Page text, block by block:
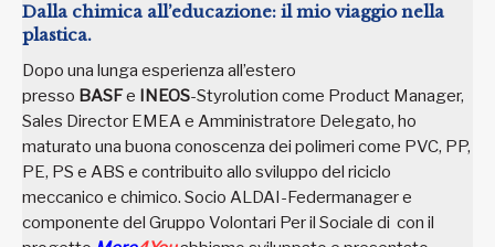
Dalla chimica all’educazione: il mio viaggio nella
plastica.
Dopo una lunga esperienza all’estero
presso BASFe INEOS-Styrolution come Product Manager,
Sales Director EMEA e Amministratore Delegato, ho
maturato una buona conoscenza dei polimeri come PVC, PP,
PE, PS e ABS e contribuito allo sviluppo del riciclo
meccanico e chimico. Socio ALDAI-Federmanager e
componente del Gruppo Volontari Per il Sociale di con il